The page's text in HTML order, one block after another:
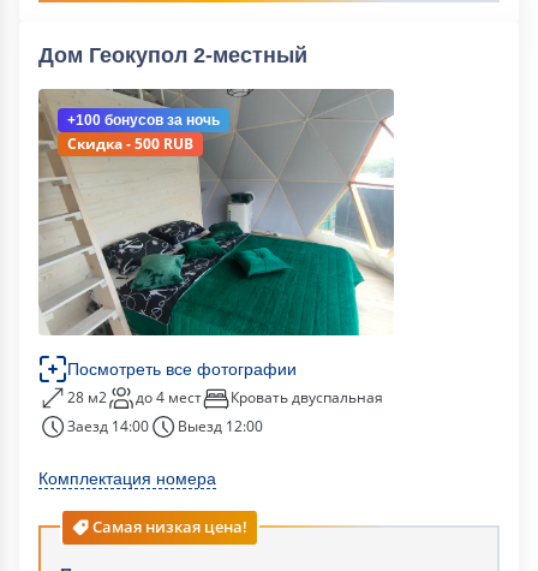
Дом Геокупол 2-местный
+100 бонусов за ночь
Скидка - 500 RUB
Посмотреть все фотографии
28 м2 до 4 мест
Кровать двуспальная
Заезд 14:00
Выезд 12:00
Комплектация номера
Самая низкая цена!